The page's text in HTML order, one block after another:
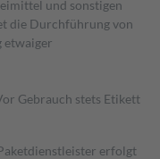
und sonstigen
die Durchführung von
etwaiger
Gebrauch stets Etikett
erfolgt